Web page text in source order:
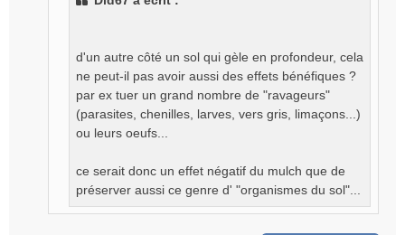
d'un autre côté un sol qui gèle en profondeur, cela
ne peut-il pas avoir aussi des effets bénéfiques ?
par ex tuer un grand nombre de "ravageurs"
(parasites, chenilles, larves, vers gris, limaçons...)
ou leurs oeufs...
ce serait donc un effet négatif du mulch que de
préserver aussi ce genre d' "organismes du sol"...